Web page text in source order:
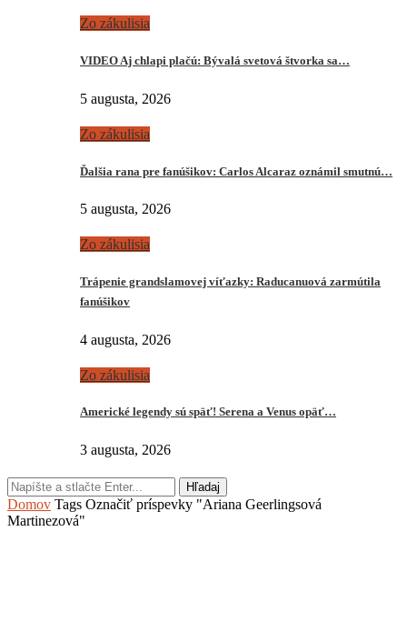
Zo zákulisia
VIDEO Aj chlapi plačú: Bývalá svetová štvorka sa…
5 augusta, 2026
Zo zákulisia
Ďalšia rana pre fanúšikov: Carlos Alcaraz oznámil smutnú…
5 augusta, 2026
Zo zákulisia
Trápenie grandslamovej víťazky: Raducanuová zarmútila
fanúšikov
4 augusta, 2026
Zo zákulisia
Americké legendy sú späť! Serena a Venus opäť…
3 augusta, 2026
Hľadaj
Domov Tags Označiť príspevky "Ariana Geerlingsová
Martinezová"